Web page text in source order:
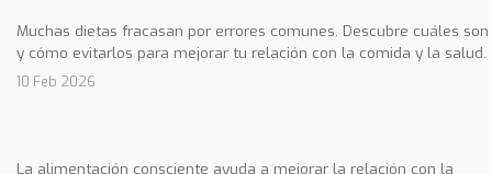
Muchas dietas fracasan por errores comunes. Descubre cuáles son
y cómo evitarlos para mejorar tu relación con la comida y la salud.
10 Feb 2026
La alimentación consciente ayuda a mejorar la relación con la